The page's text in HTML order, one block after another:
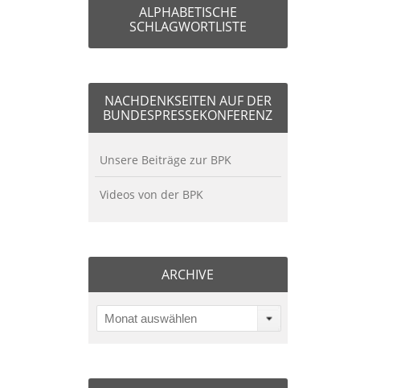
ALPHABETISCHE
SCHLAGWORTLISTE
NACHDENKSEITEN AUF DER
BUNDESPRESSEKONFERENZ
Unsere Beiträge zur BPK
Videos von der BPK
ARCHIVE
Monat auswählen